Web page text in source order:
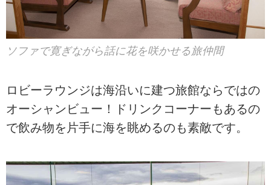
ソファで寛ぎながら話に花を咲かせる旅仲間
ロビーラウンジは海沿いに建つ旅館ならではの
オーシャンビュー！ドリンクコーナーもあるの
で飲み物を片手に海を眺めるのも素敵です。